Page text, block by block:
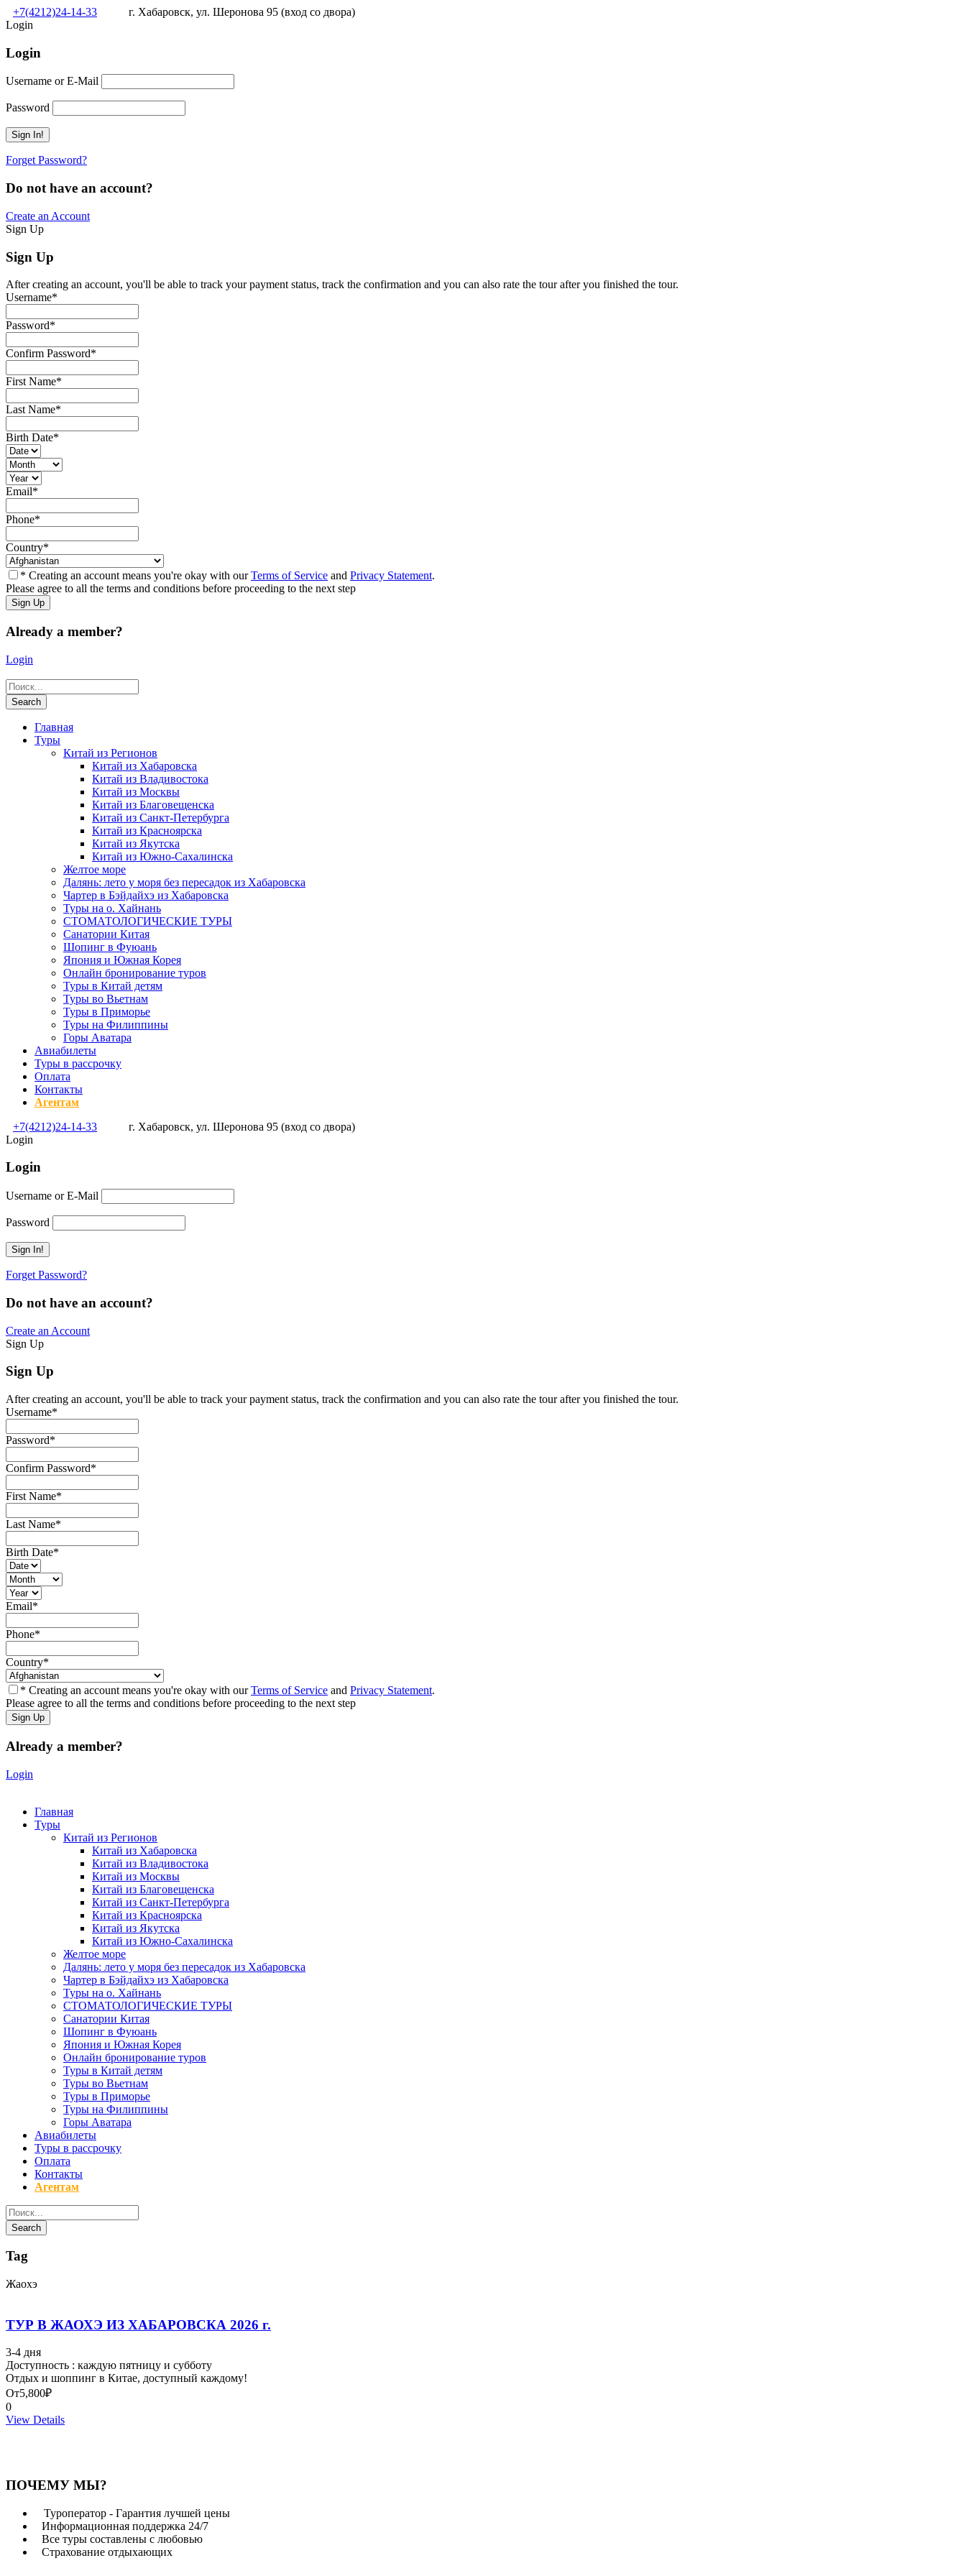
+7(4212)24-14-33
г. Хабаровск, ул. Шеронова 95 (вход со двора)
Login
Login
Username or E-Mail
Password
Forget Password?
Do not have an account?
Create an Account
Sign Up
Sign Up
After creating an account, you'll be able to track your payment status, track the confirmation and you can also rate the tour after you finished the tour.
Username*
Password*
Confirm Password*
First Name*
Last Name*
Birth Date*
Email*
Phone*
Country*
* Creating an account means you're okay with ourTerms of Service and Privacy Statement.
Please agree to all the terms and conditions before proceeding to the next step
Already a member?
Login
Главная
Туры
Китай из Регионов
Китай из Хабаровска
Китай из Владивостока
Китай из Москвы
Китай из Благовещенска
Китай из Санкт-Петербурга
Китай из Красноярска
Китай из Якутска
Китай из Южно-Сахалинска
Желтое море
Далянь: лето у моря без пересадок из Хабаровска
Чартер в Бэйдайхэ из Хабаровска
Туры на о. Хайнань
СТОМАТОЛОГИЧЕСКИЕ ТУРЫ
Санатории Китая
Шопинг в Фуюань
Япония и Южная Корея
Онлайн бронирование туров
Туры в Китай детям
Туры во Вьетнам
Туры в Приморье
Туры на Филиппины
Горы Аватара
Авиабилеты
Туры в рассрочку
Оплата
Контакты
Агентам
+7(4212)24-14-33
г. Хабаровск, ул. Шеронова 95 (вход со двора)
Login
Login
Username or E-Mail
Password
Forget Password?
Do not have an account?
Create an Account
Sign Up
Sign Up
After creating an account, you'll be able to track your payment status, track the confirmation and you can also rate the tour after you finished the tour.
Username*
Password*
Confirm Password*
First Name*
Last Name*
Birth Date*
Email*
Phone*
Country*
* Creating an account means you're okay with ourTerms of Service and Privacy Statement.
Please agree to all the terms and conditions before proceeding to the next step
Already a member?
Login
Главная
Туры
Китай из Регионов
Китай из Хабаровска
Китай из Владивостока
Китай из Москвы
Китай из Благовещенска
Китай из Санкт-Петербурга
Китай из Красноярска
Китай из Якутска
Китай из Южно-Сахалинска
Желтое море
Далянь: лето у моря без пересадок из Хабаровска
Чартер в Бэйдайхэ из Хабаровска
Туры на о. Хайнань
СТОМАТОЛОГИЧЕСКИЕ ТУРЫ
Санатории Китая
Шопинг в Фуюань
Япония и Южная Корея
Онлайн бронирование туров
Туры в Китай детям
Туры во Вьетнам
Туры в Приморье
Туры на Филиппины
Горы Аватара
Авиабилеты
Туры в рассрочку
Оплата
Контакты
Агентам
Tag
Жаохэ
ТУР В ЖАОХЭ ИЗ ХАБАРОВСКА 2026 г.
3-4 дня
Доступность : каждую пятницу и субботу
Отдых и шоппинг в Китае, доступный каждому!
От5,800₽
0
View Details
ПОЧЕМУ МЫ?
Туроператор - Гарантия лучшей цены
Информационная поддержка 24/7
Все туры составлены с любовью
Страхование отдыхающих